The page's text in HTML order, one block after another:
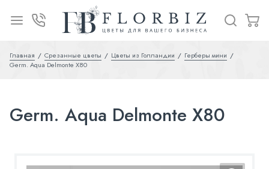
Главная Срезанные цветы Цветы из Голландии
Герберы мини
Germ. Aqua Delmonte X80
Germ. Aqua Delmonte X80